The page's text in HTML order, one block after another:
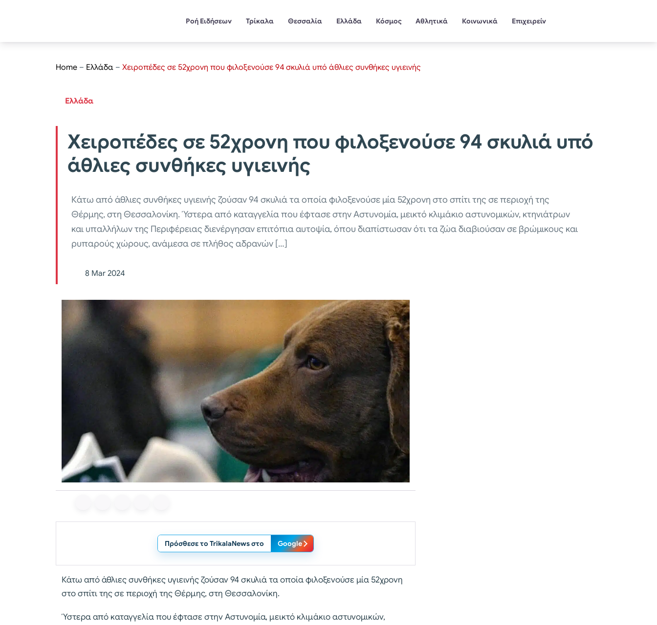
Ροή Ειδήσεων Τρίκαλα Θεσσαλία Ελλάδα Κόσμος Αθλητικά Κοινωνικά Επιχειρείν
Home – Ελλάδα – Χειροπέδες σε 52χρονη που φιλοξενούσε 94 σκυλιά υπό άθλιες συνθήκες υγιεινής
Ελλάδα
Χειροπέδες σε 52χρονη που φιλοξενούσε 94 σκυλιά υπό
άθλιες συνθήκες υγιεινής
Κάτω από άθλιες συνθήκες υγιεινής ζούσαν 94 σκυλιά τα οποία φιλοξενούσε μία 52χρονη στο σπίτι της σε περιοχή της
Θέρμης, στη Θεσσαλονίκη. Ύστερα από καταγγελία που έφτασε στην Αστυνομία, μεικτό κλιμάκιο αστυνομικών, κτηνιάτρων
και υπαλλήλων της Περιφέρειας διενέργησαν επιτόπια αυτοψία, όπου διαπίστωσαν ότι τα ζώα διαβιούσαν σε βρώμικους και
ρυπαρούς χώρους, ανάμεσα σε πλήθος αδρανών […]
8 Mar 2024
Πρόσθεσε το TrikalaNews στο Google
Κάτω από άθλιες συνθήκες υγιεινής ζούσαν 94 σκυλιά τα οποία φιλοξενούσε μία 52χρονη
στο σπίτι της σε περιοχή της Θέρμης, στη Θεσσαλονίκη.
Ύστερα από καταγγελία που έφτασε στην Αστυνομία, μεικτό κλιμάκιο αστυνομικών,